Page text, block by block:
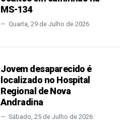
MS-134
Quarta, 29 de Julho de 2026
Jovem desaparecido é
localizado no Hospital
Regional de Nova
Andradina
Sábado, 25 de Julho de 2026